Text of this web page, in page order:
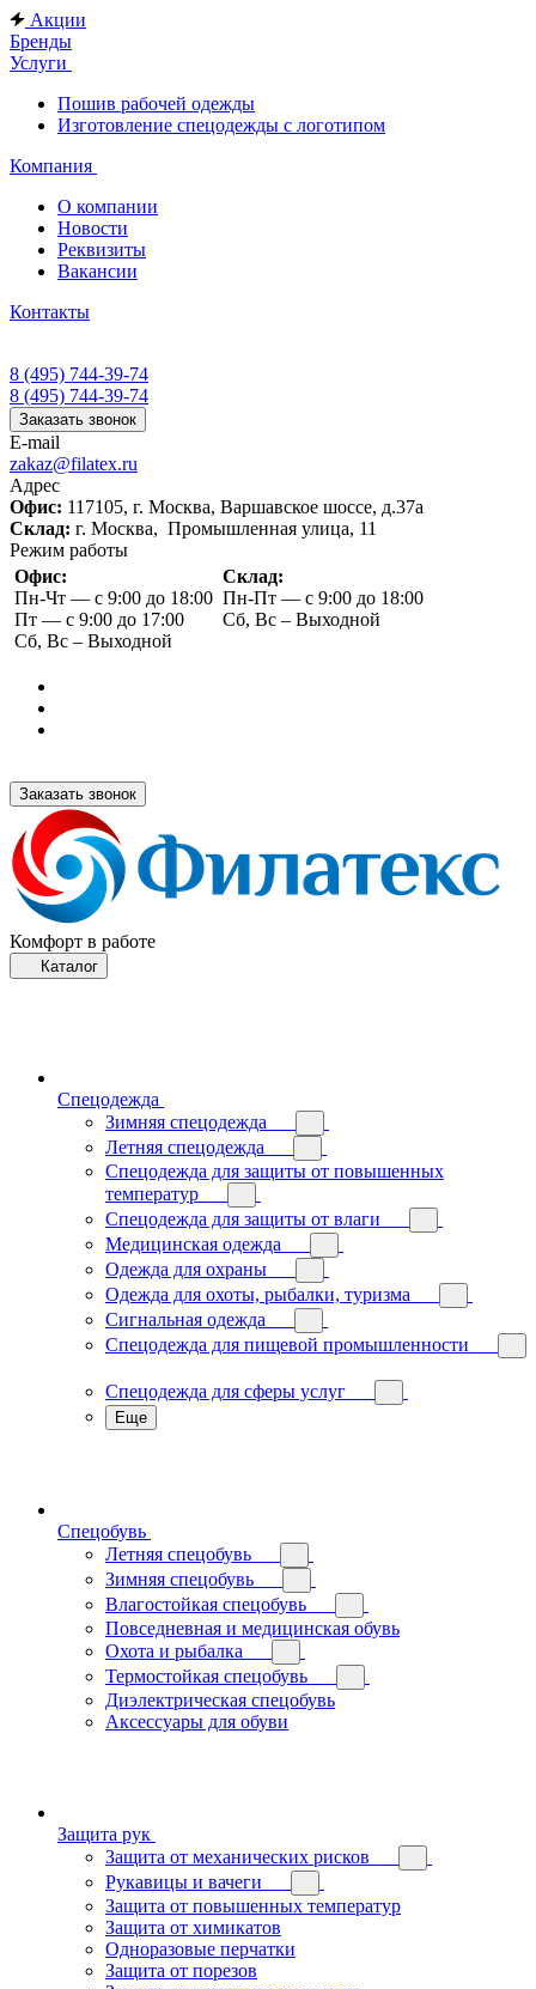
Акции
Бренды
Услуги
Пошив рабочей одежды
Изготовление спецодежды с логотипом
Компания
О компании
Новости
Реквизиты
Вакансии
Контакты
8 (495) 744-39-74
8 (495) 744-39-74
Заказать звонок
E-mail
zakaz@filatex.ru
Адрес
Офис: 117105, г. Москва, Варшавское шоссе, д.37а
Склад: г. Москва, Промышленная улица, 11
Режим работы
Офис:
Пн-Чт — с 9:00 до 18:00
Пт — с 9:00 до 17:00
Сб, Вс – Выходной
Склад:
Пн-Пт — с 9:00 до 18:00
Сб, Вс – Выходной
Заказать звонок
Комфорт в работе
Каталог
Спецодежда
Зимняя спецодежда
Летняя спецодежда
Спецодежда для защиты от повышенных
температур
Спецодежда для защиты от влаги
Медицинская одежда
Одежда для охраны
Одежда для охоты, рыбалки, туризма
Сигнальная одежда
Спецодежда для пищевой промышленности
Спецодежда для сферы услуг
Еще
Спецобувь
Летняя спецобувь
Зимняя спецобувь
Влагостойкая спецобувь
Повседневная и медицинская обувь
Охота и рыбалка
Термостойкая спецобувь
Диэлектрическая спецобувь
Аксессуары для обуви
Защита рук
Защита от механических рисков
Рукавицы и вачеги
Защита от повышенных температур
Защита от химикатов
Одноразовые перчатки
Защита от порезов